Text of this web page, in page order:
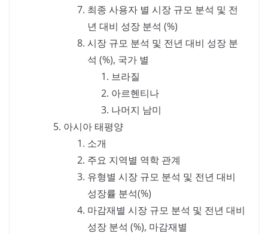
최종 사용자 별 시장 규모 분석 및 전
년 대비 성장 분석 (%)
시장 규모 분석 및 전년 대비 성장 분
석 (%), 국가 별
브라질
아르헨티나
나머지 남미
아시아 태평양
소개
주요 지역별 역학 관계
유형별 시장 규모 분석 및 전년 대비
성장률 분석(%)
마감재별 시장 규모 분석 및 전년 대비
성장 분석 (%), 마감재별